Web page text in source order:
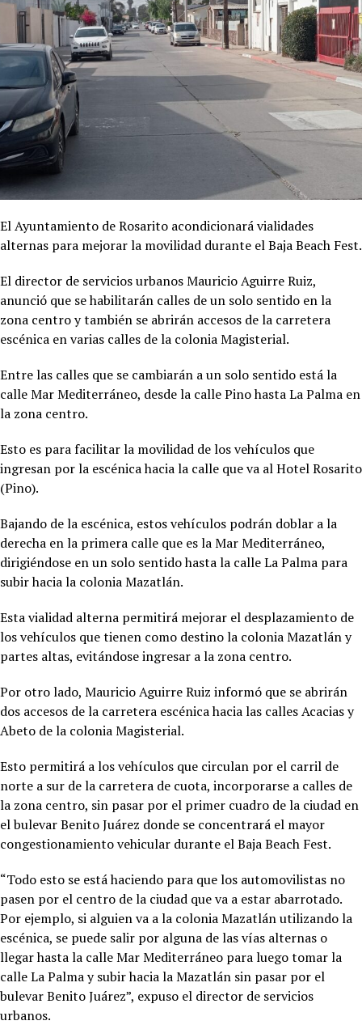
El Ayuntamiento de Rosarito acondicionará vialidades
alternas para mejorar la movilidad durante el Baja Beach Fest.
El director de servicios urbanos Mauricio Aguirre Ruiz,
anunció que se habilitarán calles de un solo sentido en la
zona centro y también se abrirán accesos de la carretera
escénica en varias calles de la colonia Magisterial.
Entre las calles que se cambiarán a un solo sentido está la
calle Mar Mediterráneo, desde la calle Pino hasta La Palma en
la zona centro.
Esto es para facilitar la movilidad de los vehículos que
ingresan por la escénica hacia la calle que va al Hotel Rosarito
(Pino).
Bajando de la escénica, estos vehículos podrán doblar a la
derecha en la primera calle que es la Mar Mediterráneo,
dirigiéndose en un solo sentido hasta la calle La Palma para
subir hacia la colonia Mazatlán.
Esta vialidad alterna permitirá mejorar el desplazamiento de
los vehículos que tienen como destino la colonia Mazatlán y
partes altas, evitándose ingresar a la zona centro.
Por otro lado, Mauricio Aguirre Ruiz informó que se abrirán
dos accesos de la carretera escénica hacia las calles Acacias y
Abeto de la colonia Magisterial.
Esto permitirá a los vehículos que circulan por el carril de
norte a sur de la carretera de cuota, incorporarse a calles de
la zona centro, sin pasar por el primer cuadro de la ciudad en
el bulevar Benito Juárez donde se concentrará el mayor
congestionamiento vehicular durante el Baja Beach Fest.
“Todo esto se está haciendo para que los automovilistas no
pasen por el centro de la ciudad que va a estar abarrotado.
Por ejemplo, si alguien va a la colonia Mazatlán utilizando la
escénica, se puede salir por alguna de las vías alternas o
llegar hasta la calle Mar Mediterráneo para luego tomar la
calle La Palma y subir hacia la Mazatlán sin pasar por el
bulevar Benito Juárez”, expuso el director de servicios
urbanos.